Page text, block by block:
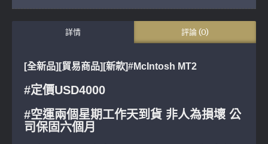
詳情 評論 (0)
[全新品][貿易商品][新款]#McIntosh MT2
#定價USD4000
#空運兩個星期工作天到貨 非人為損壞 公
司保固六個月